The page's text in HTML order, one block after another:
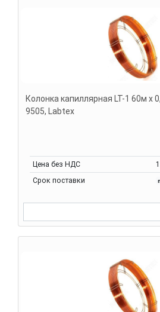
Колонка капиллярная LT-1 60м х
9505, Labtex
Цена без НДС
Срок поставки